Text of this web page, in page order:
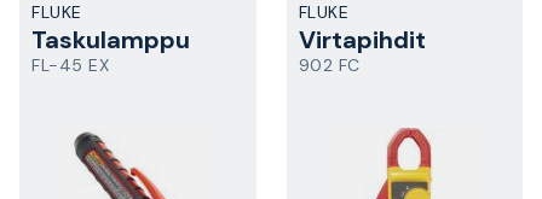
FLUKE
Taskulamppu
FL-45 EX
FLUKE
Virtapihdit
902 FC